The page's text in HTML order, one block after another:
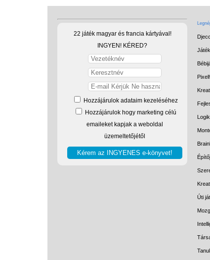
22 játék magyar és francia kártyával!
INGYEN! KÉRED?
Hozzájárulok adataim kezeléséhez
Hozzájárulok hogy marketing célú
emaileket kapjak a weboldal
üzemeltetőjétől
Úti